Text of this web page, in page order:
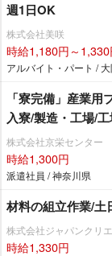
週1日OK
株式会社美咲
時給1,180円～1,330
アルバイト・パート /
「寮完備」産業
入寮/製造・工場/
株式会社京栄センター
時給1,300円
派遣社員 / 神奈川県
材料の組立作業/土
株式会社ジャパンクリ
時給1,330円